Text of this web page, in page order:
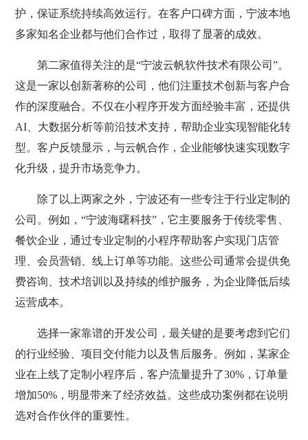
护，保证系统持续高效运行。在客户口碑方面，宁波本地
多家知名企业都与他们合作过，取得了显著的成效。
第二家值得关注的是“宁波云帆软件技术有限公司”。
这是一家以创新著称的公司，他们注重技术创新与客户合
作的深度融合。不仅在小程序开发方面经验丰富，还提供
AI、大数据分析等前沿技术支持，帮助企业实现智能化转
型。客户反馈显示，与云帆合作，企业能够快速实现数字
化升级，提升市场竞争力。
除了以上两家之外，宁波还有一些专注于行业定制的
公司。例如，“宁波海曙科技”，它主要服务于传统零售、
餐饮企业，通过专业定制的小程序帮助客户实现门店管
理、会员营销、线上订单等功能。这些公司通常会提供免
费咨询、技术培训以及持续的维护服务，为企业降低后续
运营成本。
选择一家靠谱的开发公司，最关键的是要考虑到它们
的行业经验、项目交付能力以及售后服务。例如，某家企
业在上线了定制小程序后，客户流量提升了30%，订单量
增加50%，明显带来了经济效益。这些成功案例都在说明
选对合作伙伴的重要性。